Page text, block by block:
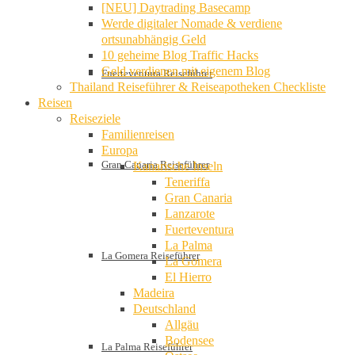
Fuerteventura Reiseführer
Gran Canaria Reiseführer
La Gomera Reiseführer
La Palma Reiseführer
[NEU] Daytrading Basecamp
Werde digitaler Nomade & verdiene
ortsunabhängig Geld
10 geheime Blog Traffic Hacks
Geld verdienen mit eigenem Blog
Thailand Reiseführer & Reiseapotheken Checkliste
Reisen
Reiseziele
Familienreisen
Europa
Kanarische Inseln
Teneriffa
Gran Canaria
Lanzarote
Fuerteventura
La Palma
La Gomera
El Hierro
Madeira
Deutschland
Allgäu
Bodensee